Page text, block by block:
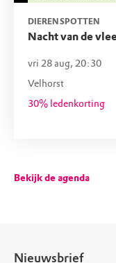
DIEREN SPOTTEN
Nacht van de
vri 28 aug, 20:30
Velhorst
30% ledenkorting
Bekijk de agenda
Nieuwsbrief